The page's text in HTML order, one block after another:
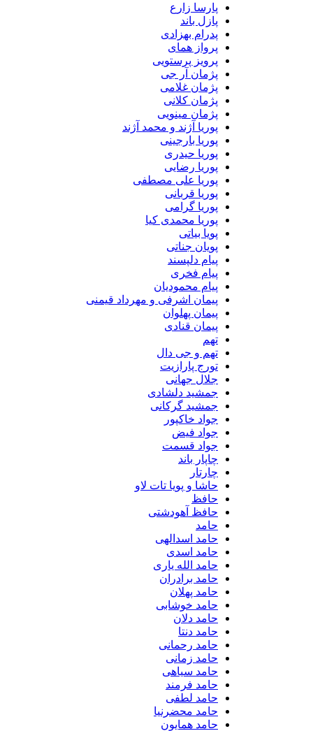
پارسا زارع
پازل باند
پدرام بهزادی
پرواز همای
پرویز پرستویی
پژمان آر جی
پژمان غلامی
پژمان کلانی
پژمان مینویی
پوریا آژند و محمد آژند
پوریا بارجینی
پوریا حیدری
پوریا رضایی
پوریا علی مصطفی
پوریا قربانی
پوریا گرامی
پوریا محمدی کیا
پویا بیاتی
پویان جناتی
پیام دلپسند
پیام فخری
پیام محمودیان
پیمان اشرفی و مهرداد قیمنی
پیمان پهلوان
پیمان قنادی
تهم و جی دال
تورج پارازیت
جلال جهانی
جمشید دلشادی
جمشید گرکانی
جواد خاکپور
جواد فیض
جواد قسمت
چاپار باند
حاشا و پویا تات لاو
حافظ آهودشتی
حامد اسدالهی
حامد اسدی
حامد الله یاری
حامد برادران
حامد پهلان
حامد خوشابی
حامد دلان
حامد دنتا
حامد رحمانی
حامد زمانی
حامد سیاهی
حامد فرمند
حامد لطفی
حامد محضرنیا
حامد همایون